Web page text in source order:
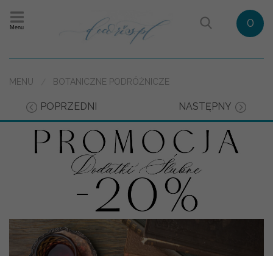
Menu 0
MENU BOTANICZNE PODRÓŻNICZE
POPRZEDNI NASTĘPNY